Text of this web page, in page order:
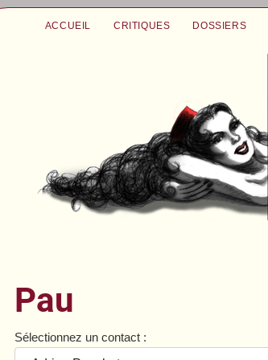
ACCUEIL CRITIQUES DOSSIERS
Pau
Sélectionnez un contact :